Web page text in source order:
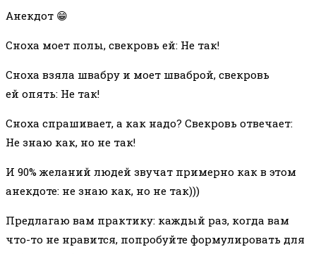
Анекдот 😁
Сноха моет полы, свекровь ей: Не так!
Сноха взяла швабру и моет шваброй, свекровь
ей опять: Не так!
Сноха спрашивает, а как надо? Свекровь отвечает:
Не знаю как, но не так!
И 90% желаний людей звучат примерно как в этом
анекдоте: не знаю как, но не так)))
Предлагаю вам практику: каждый раз, когда вам
что-то не нравится, попробуйте формулировать для